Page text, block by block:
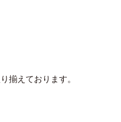
揃えております。